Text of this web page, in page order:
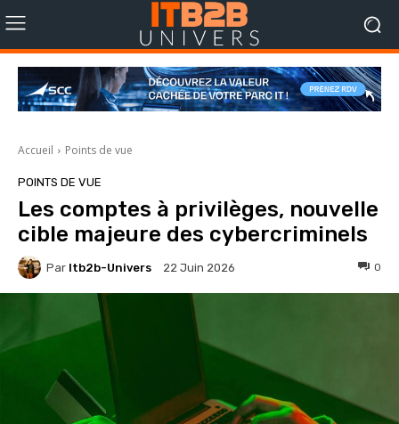
Accueil Points de vue
POINTS DE VUE
Les comptes à privilèges, nouvelle
cible majeure des cybercriminels
Par Itb2b-Univers 22 Juin 2026 0